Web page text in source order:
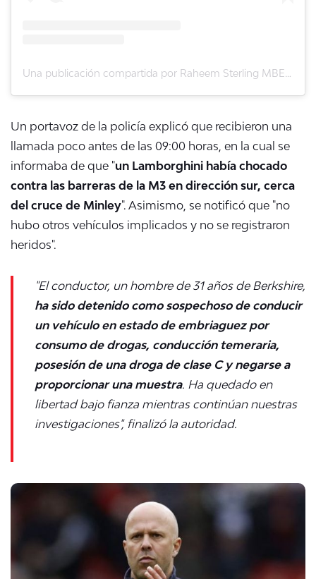
Un portavoz de la policía explicó que recibieron una
llamada poco antes de las 09:00 horas, en la cual se
informaba de que "un Lamborghini había chocado
contra las barreras de la M3 en dirección sur, cerca
del cruce de Minley". Asimismo, se notificó que "no
hubo otros vehículos implicados y no se registraron
heridos".
"El conductor, un hombre de 31 años de Berkshire,
ha sido detenido como sospechoso de conducir
un vehículo en estado de embriaguez por
consumo de drogas, conducción temeraria,
posesión de una droga de clase C y negarse a
proporcionar una muestra. Ha quedado en
libertad bajo fianza mientras continúan nuestras
investigaciones", finalizó la autoridad.